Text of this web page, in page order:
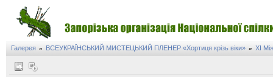
Галерея » ВСЕУКРАЇНСЬКИЙ МИСТЕЦЬКИЙ ПЛЕНЕР «Хортиця крізь віки» » XI